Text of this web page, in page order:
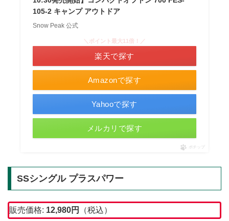
105-2 キャンプ アウトドア
Snow Peak 公式
Amazonで探す
＼ポイント最大11倍！／
楽天で探す
Yahooで探す
メルカリで探す
ポチップ
SSシングル プラスパワー
販売価格: 12,980円 （税込）